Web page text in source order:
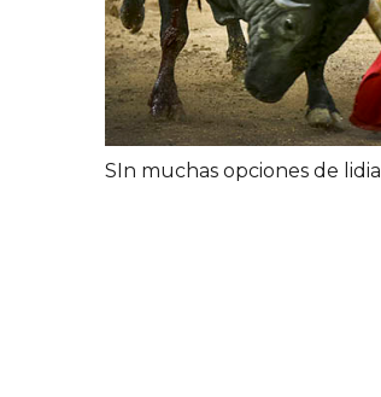
SIn muchas opciones de lidia